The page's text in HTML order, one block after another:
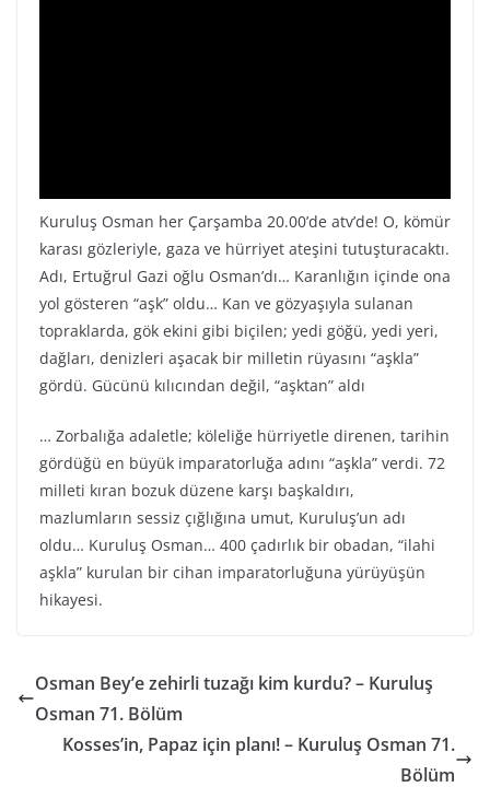
Kuruluş Osman her Çarşamba 20.00’de atv’de! O, kömür
karası gözleriyle, gaza ve hürriyet ateşini tutuşturacaktı.
Adı, Ertuğrul Gazi oğlu Osman’dı… Karanlığın içinde ona
yol gösteren “aşk” oldu… Kan ve gözyaşıyla sulanan
topraklarda, gök ekini gibi biçilen; yedi göğü, yedi yeri,
dağları, denizleri aşacak bir milletin rüyasını “aşkla”
gördü. Gücünü kılıcından değil, “aşktan” aldı
… Zorbalığa adaletle; köleliğe hürriyetle direnen, tarihin
gördüğü en büyük imparatorluğa adını “aşkla” verdi. 72
milleti kıran bozuk düzene karşı başkaldırı,
mazlumların sessiz çığlığına umut, Kuruluş’un adı
oldu… Kuruluş Osman… 400 çadırlık bir obadan, “ilahi
aşkla” kurulan bir cihan imparatorluğuna yürüyüşün
hikayesi.
Osman Bey’e zehirli tuzağı kim kurdu? – Kuruluş
Osman 71. Bölüm
Kosses’in, Papaz için planı! – Kuruluş Osman 71.
Bölüm